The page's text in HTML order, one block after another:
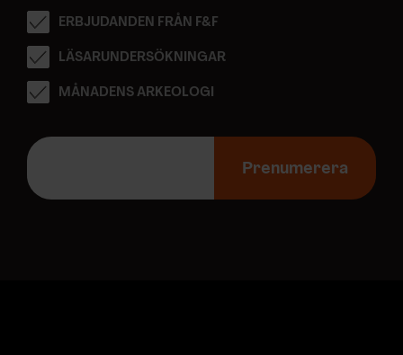
ERBJUDANDEN FRÅN F&F
LÄSARUNDERSÖKNINGAR
MÅNADENS ARKEOLOGI
E
p
Prenumerera